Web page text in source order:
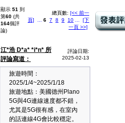
顯示 51 到
第60 (共
164個評
論)
總頁數: [<< 前一
頁]
6 7 8 9 10
[下
一頁 >>]
江*浩 D*a* *i*n* 所
評論寫道：
評論日期:
2025-02-13
旅遊時間：
2025/1/4~2025/1/18
旅遊地點：美國德州Plano
5G與4G連線速度都不錯，
尤其是5G很有感，在室內
的話連線4G會比較穩定。